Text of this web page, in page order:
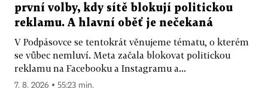
první volby, kdy sítě blokují politickou
reklamu. A hlavní oběť je nečekaná
V Podpásovce se tentokrát věnujeme tématu, o kterém
se vůbec nemluví. Meta začala blokovat politickou
reklamu na Facebooku a Instagramu a...
7. 8. 2026 ▪ 55:23 min.